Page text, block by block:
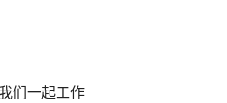
们一起工作